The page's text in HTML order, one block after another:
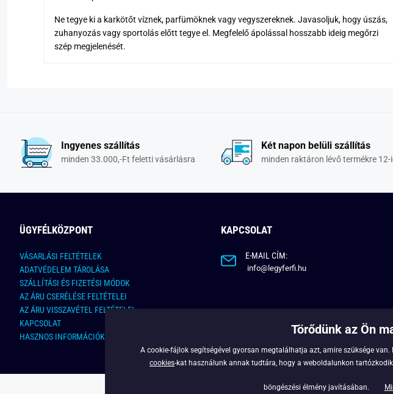
Ne tegye ki a karkötőt víznek, parfümöknek vagy vegyszereknek. Javasoljuk, hogy úszás,
zuhanyozás vagy sportolás előtt tegye el. Megfelelő ápolással hosszabb ideig megőrzi
szép megjelenését.
Ingyenes szállítás
minden 33.000,-Ft feletti vásárlásra
Két napon belüli szállítás
minden raktáron lévő termékre 12-
ÜGYFÉLKÖZPONT
VÁSARLÁSI FELTÉTELEK
ADATVÉDELEM TÁROLÁSA
SZÁLLÍTÁSI ÉS FIZETÉSI MÓDOK
AZ ÁRU CSERÉLÉSE FELTÉTELEI
AZ ÁRU VISSZAVÉTEL FELTÉTELEI
KAPCSOLAT
HASZNOS INFORMÁCIÓK
KAPCSOLAT
E-MAIL CÍM:
info@legyferfi.hu
Copyright
Törődünk az Ön
A cookie-fájlok segítségével gyorsan megtalálhatja azt, amire szüksége
cookies-kat használunk annak tudtára, hogy a weboldalunkon
böngészési élmény javításában.